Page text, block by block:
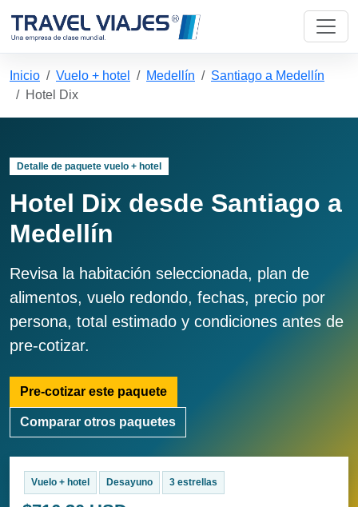
Inicio Vuelo + hotel Medellín
Santiago a Medellín
Hotel Dix
Detalle de paquete vuelo + hotel
Hotel Dix desde Santiago a
Medellín
Revisa la habitación seleccionada, plan de
alimentos, vuelo redondo, fechas, precio por
persona, total estimado y condiciones antes de
pre-cotizar.
Pre-cotizar este paquete
Comparar otros paquetes
Vuelo + hotel Desayuno 3 estrellas